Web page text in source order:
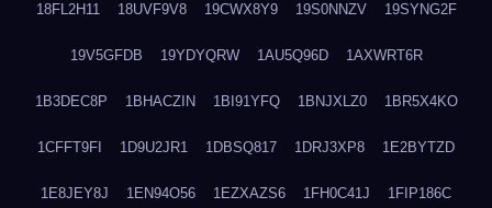
18FL2H11 18UVF9V8 19CWX8Y9 19S0NNZV 19SYNG2F
19V5GFDB 19YDYQRW 1AU5Q96D 1AXWRT6R
1B3DEC8P 1BHACZIN 1BI91YFQ 1BNJXLZ0 1BR5X4KO
1CFFT9FI 1D9U2JR1 1DBSQ817 1DRJ3XP8 1E2BYTZD
1E8JEY8J 1EN94O56 1EZXAZS6 1FH0C41J 1FIP186C